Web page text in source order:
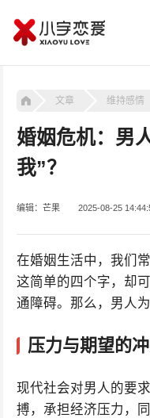
文章 维持感情
婚姻危机：男
我”？
编辑：芒果 2025-08-25
在婚姻生活中，我们
这简单的四个字，却
通障碍。那么，男人
压力与期望的
现代社会对男人的要
搏，承担经济压力，